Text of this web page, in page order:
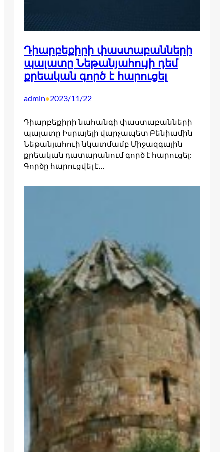
Դիարբեքիրի փաստաբանների
պալատը Նեթանյահույի դեմ
քրեական գործ է հարուցել
admin•2023/11/22
Դիարբեքիրի նահանգի փաստաբանների
պալատը Իսրայելի վարչապետ Բենիամին
Նեթանյահուի նկատմամբ Միջազգային
քրեական դատարանում գործ է հարուցել:
Գործը հարուցվել է…